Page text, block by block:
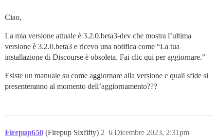
Ciao,
La mia versione attuale è 3.2.0.beta3-dev che mostra l’ultima
versione è 3.2.0.beta3 e ricevo una notifica come “La tua
installazione di Discourse è obsoleta. Fai clic qui per aggiornare.”
Esiste un manuale su come aggiornare alla versione e quali sfide si
presenteranno al momento dell’aggiornamento???
Firepup650 (Firepup Sixfifty) 6 Dicembre 2023, 2:31pm
2